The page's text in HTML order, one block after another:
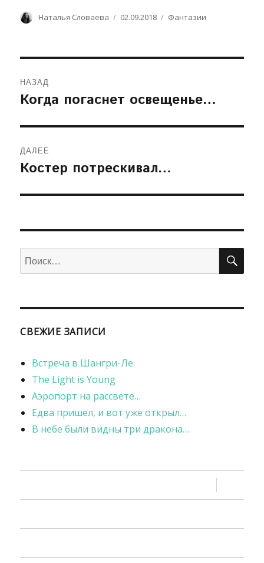
Автор
Наталья Словаева Опубликовано
02.09.2018 Рубрики
Фантазии
по
записям
НАЗАД
Предыдущая
Когда погаснет освещенье…
ДАЛЕЕ
Следующая
Костер потрескивал…
Искать:
СВЕЖИЕ ЗАПИСИ
Встреча в Шангри-Ле
The Light is Young
Аэропорт на рассвете…
Едва пришел, и вот уже открыл…
В небе были видны три дракона…
раскрыть
дочернее
меню